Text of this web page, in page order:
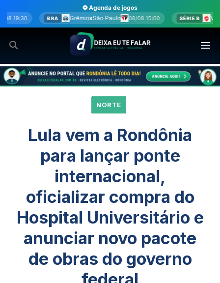
para
o
conteúdo
⚽ Agenda de jogos
xSão Paulo 08/08 15:00 SÉRIE B Vila Nova Sport 08/08 15:00
NORTE
Lula vem a Rondônia
para lançar ponte
internacional,
oficializar compra do
Hospital Universitário e
anunciar novo pacote
de obras do governo